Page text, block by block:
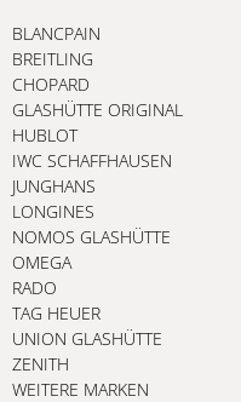
BLANCPAIN
BREITLING
CHOPARD
GLASHÜTTE ORIGINAL
HUBLOT
IWC SCHAFFHAUSEN
JUNGHANS
LONGINES
NOMOS GLASHÜTTE
OMEGA
RADO
TAG HEUER
UNION GLASHÜTTE
ZENITH
WEITERE MARKEN